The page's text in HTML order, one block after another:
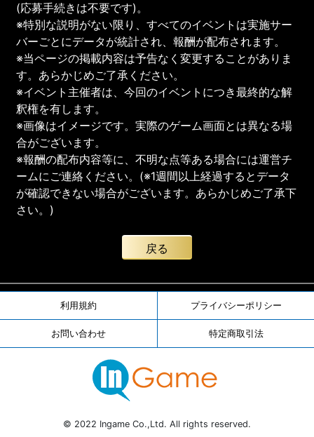
(応募手続きは不要です)。
※特別な説明がない限り、すべてのイベントは実施サー
バーごとにデータが統計され、報酬が配布されます。
※当ページの掲載内容は予告なく変更することがありま
す。あらかじめご了承ください。
※イベント主催者は、今回のイベントにつき最終的な解
釈権を有します。
※画像はイメージです。実際のゲーム画面とは異なる場
合がございます。
※報酬の配布内容等に、不明な点等ある場合には運営チ
ームにご連絡ください。(※1週間以上経過するとデータ
が確認できない場合がございます。あらかじめご了承下
さい。)
戻る
利用規約 プライバシーポリシー
お問い合わせ 特定商取引法
© 2022 Ingame Co.,Ltd. All rights reserved.